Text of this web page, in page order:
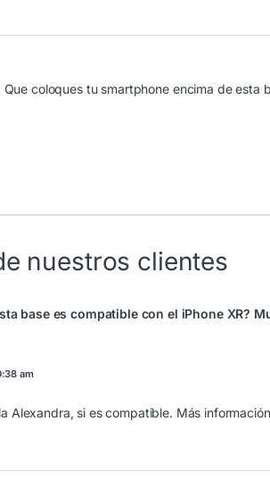
coloques tu smartphone encima de esta
nuestros clientes
base es compatible con el iPhone XR?
am
Alexandra, si es compatible. Más